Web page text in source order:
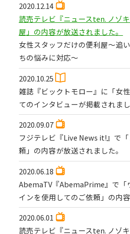
2020.12.14
読売テレビ『ニュースten. ノゾ
屋」の内容が放送されました。
女性スタッフだけの便利屋～追
ちの悩みに対応～
2020.10.25
雑誌『ビックトモロー』に「女
てのインタビューが掲載されまし
2020.09.07
フジテレビ『Live News it!』で
頼」の内容が放送されました。
2020.06.18
AbemaTV『AbemaPrime』で「
インを使用してのご依頼」の内
2020.06.01
読売テレビ『ニュースten. ノゾ